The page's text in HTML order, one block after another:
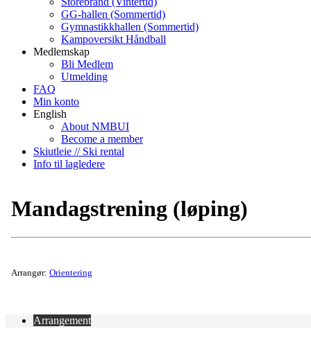
GG-hallen (Sommertid)
Gymnastikkhallen (Sommertid)
Kampoversikt Håndball
Medlemskap
Bli Medlem
Utmelding
FAQ
Min konto
English
About NMBUI
Become a member
Skiutleie // Ski rental
Info til lagledere
Mandagstrening (løping)
Arrangør: Orientering
Arrangement